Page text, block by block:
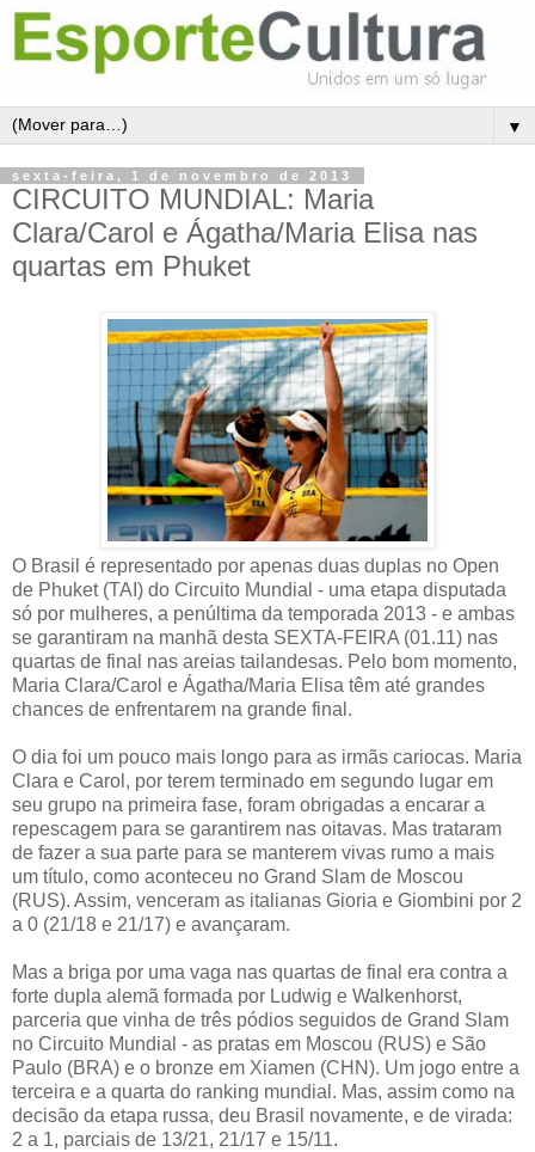
▼
sexta-feira, 1 de novembro de 2013
CIRCUITO MUNDIAL: Maria
Clara/Carol e Ágatha/Maria Elisa nas
quartas em Phuket
O Brasil é representado por apenas duas duplas no Open
de Phuket (TAI) do Circuito Mundial - uma etapa disputada
só por mulheres, a penúltima da temporada 2013 - e ambas
se garantiram na manhã desta SEXTA-FEIRA (01.11) nas
quartas de final nas areias tailandesas. Pelo bom momento,
Maria Clara/Carol e Ágatha/Maria Elisa têm até grandes
chances de enfrentarem na grande final.
O dia foi um pouco mais longo para as irmãs cariocas. Maria
Clara e Carol, por terem terminado em segundo lugar em
seu grupo na primeira fase, foram obrigadas a encarar a
repescagem para se garantirem nas oitavas. Mas trataram
de fazer a sua parte para se manterem vivas rumo a mais
um título, como aconteceu no Grand Slam de Moscou
(RUS). Assim, venceram as italianas Gioria e Giombini por 2
a 0 (21/18 e 21/17) e avançaram.
Mas a briga por uma vaga nas quartas de final era contra a
forte dupla alemã formada por Ludwig e Walkenhorst,
parceria que vinha de três pódios seguidos de Grand Slam
no Circuito Mundial - as pratas em Moscou (RUS) e São
Paulo (BRA) e o bronze em Xiamen (CHN). Um jogo entre a
terceira e a quarta do ranking mundial. Mas, assim como na
decisão da etapa russa, deu Brasil novamente, e de virada:
2 a 1, parciais de 13/21, 21/17 e 15/11.